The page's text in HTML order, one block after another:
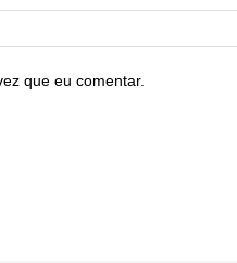
que eu comentar.